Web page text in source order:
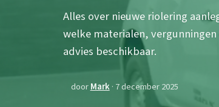
Alles over nieuwe riolering
welke materialen,
advies beschikbaar.
doorMark· 7 december 2025